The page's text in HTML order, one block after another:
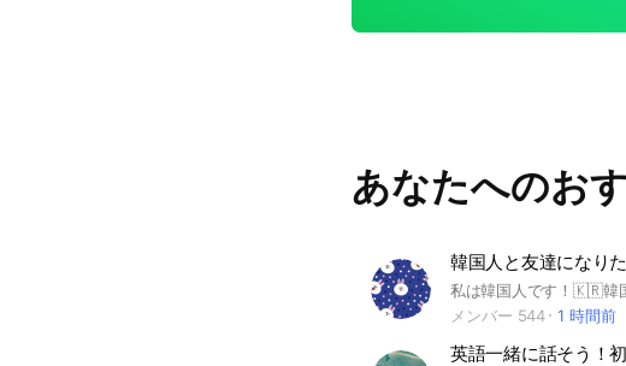
あなたへのお
メンバー 544
1 時間前
英語一緒に話そう！